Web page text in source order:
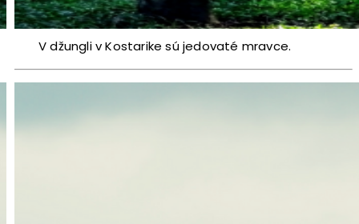
V džungli v Kostarike sú jedovaté mravce.